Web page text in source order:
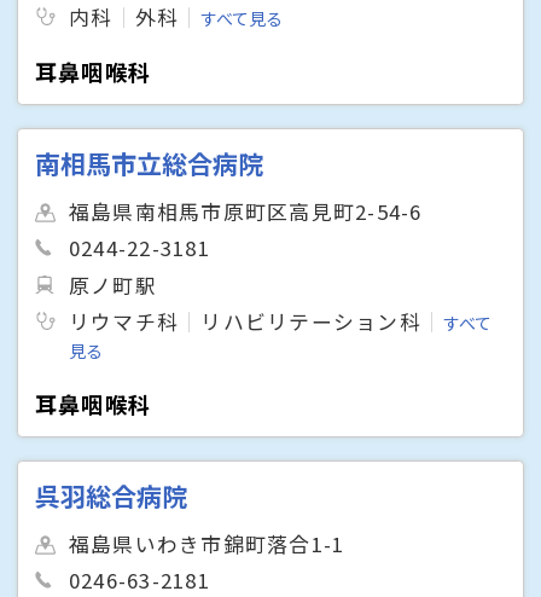
内科
外科 すべて見る
耳鼻咽喉科
南相馬市立総合病院
福島県南相馬市原町区高見町2-54-6
0244-22-3181
原ノ町駅
リウマチ科
リハビリテーション科
すべて
見る
耳鼻咽喉科
呉羽総合病院
福島県いわき市錦町落合1-1
0246-63-2181